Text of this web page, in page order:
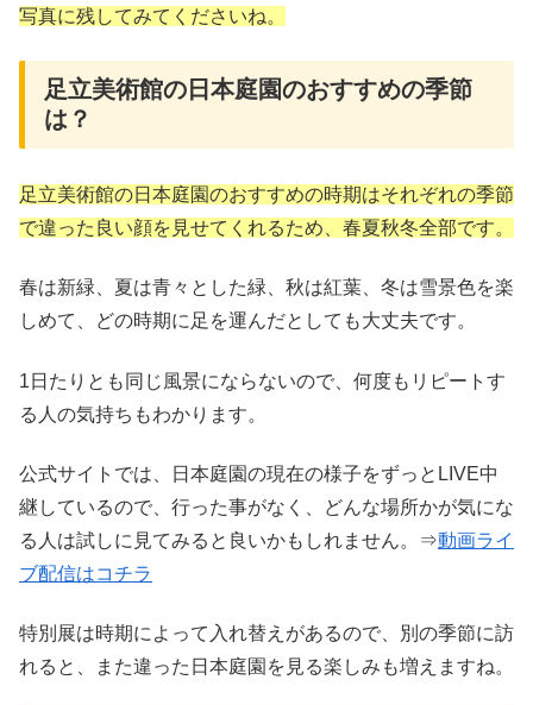
写真に残してみてくださいね。
足立美術館の日本庭園のおすすめの季節
は？
足立美術館の日本庭園のおすすめの時期はそれぞれの季節
で違った良い顔を見せてくれるため、春夏秋冬全部です。
春は新緑、夏は青々とした緑、秋は紅葉、冬は雪景色を楽
しめて、どの時期に足を運んだとしても大丈夫です。
1日たりとも同じ風景にならないので、何度もリピートす
る人の気持ちもわかります。
公式サイトでは、日本庭園の現在の様子をずっとLIVE中
継しているので、行った事がなく、どんな場所かが気にな
る人は試しに見てみると良いかもしれません。⇒動画ライ
ブ配信はコチラ
特別展は時期によって入れ替えがあるので、別の季節に訪
れると、また違った日本庭園を見る楽しみも増えますね。